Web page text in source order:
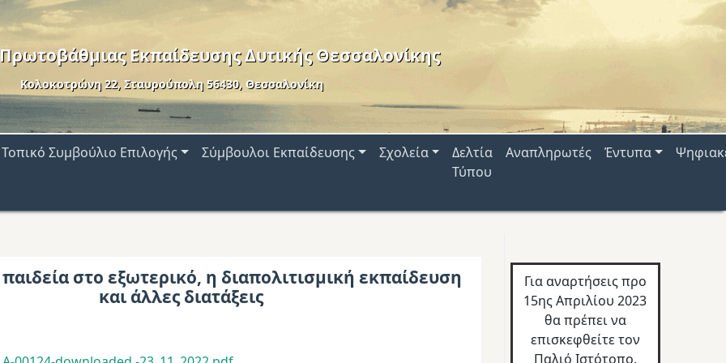
Εκπαίδευσης Δυτικής Θεσσαλονίκης
Κολοκοτρώνη 22, Σταυρούπολη 56430, Θεσσαλονίκη
Τοπικό Συμβούλιο Επιλογής Σύμβουλοι Εκπαίδευσης Σχολεία
Δελτία
Τύπου
Αναπληρωτές Έντυπα
στο εξωτερικό, η διαπολιτισμική εκπαίδευση
και άλλες διατάξεις
Για αναρτήσεις προ
15ης Απριλίου 2023
θα πρέπει να
επισκεφθείτε τον
Παλιό Ιστότοπο.